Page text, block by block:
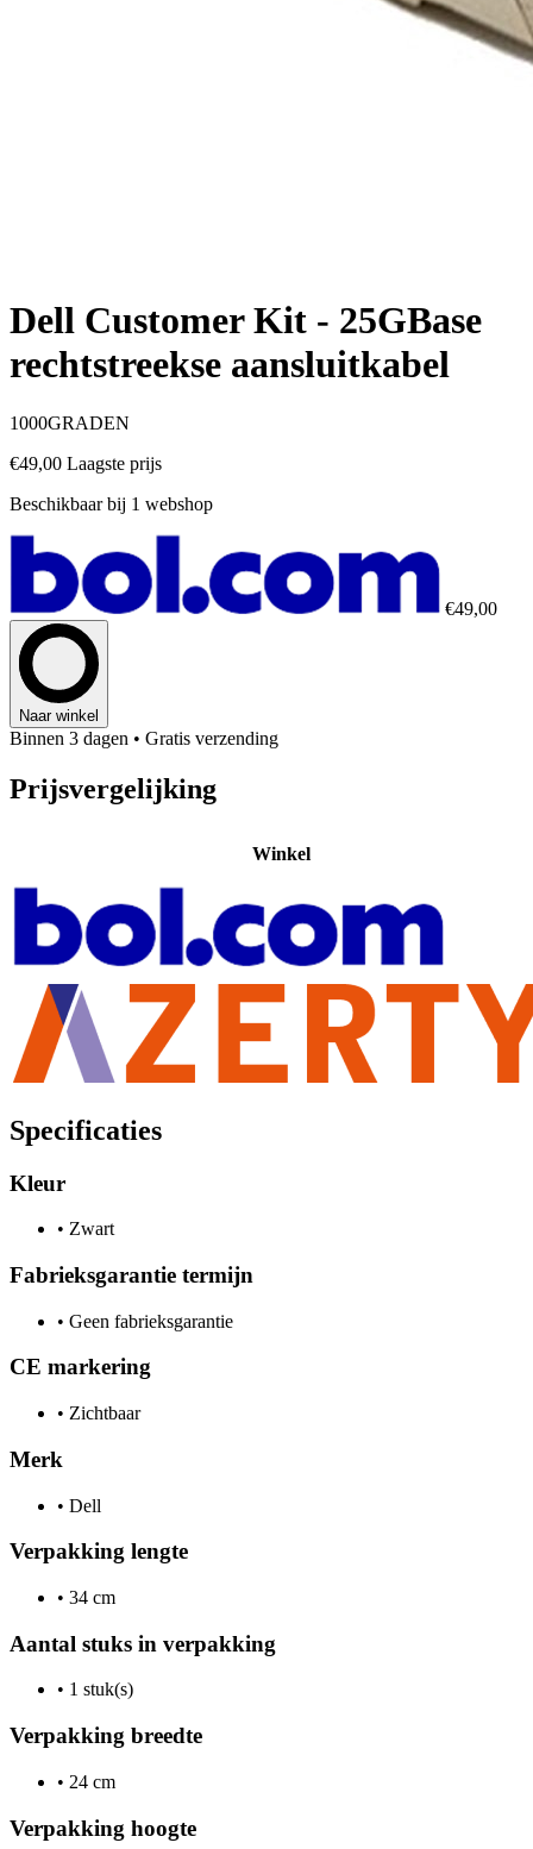
Dell Customer Kit - 25GBase
rechtstreekse aansluitkabel
1000GRADEN
€49,00 Laagste prijs
Beschikbaar bij 1 webshop
€49,00
Naar winkel
Binnen 3 dagen • Gratis verzending
Prijsvergelijking
Winkel
Specificaties
Kleur
• Zwart
Fabrieksgarantie termijn
• Geen fabrieksgarantie
CE markering
• Zichtbaar
Merk
• Dell
Verpakking lengte
• 34 cm
Aantal stuks in verpakking
• 1 stuk(s)
Verpakking breedte
• 24 cm
Verpakking hoogte